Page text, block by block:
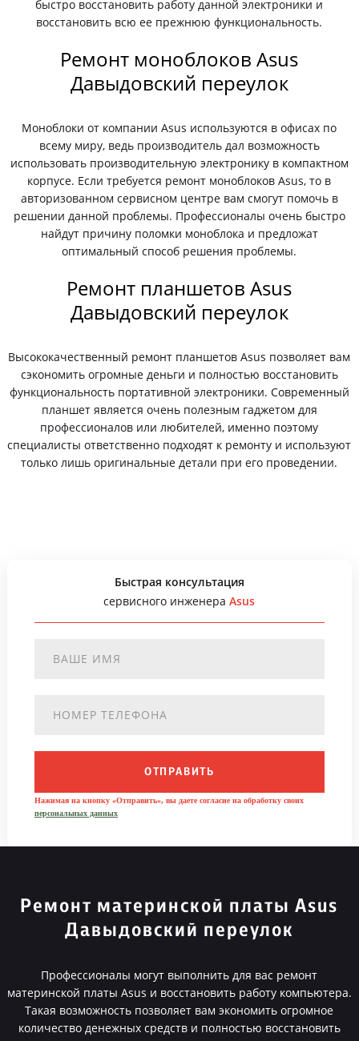
быстро восстановить работу данной электроники и
восстановить всю ее прежнюю функциональность.
Ремонт моноблоков Asus
Давыдовский переулок
Моноблоки от компании Asus используются в офисах по
всему миру, ведь производитель дал возможность
использовать производительную электронику в компактном
корпусе. Если требуется ремонт моноблоков Asus, то в
авторизованном сервисном центре вам смогут помочь в
решении данной проблемы. Профессионалы очень быстро
найдут причину поломки моноблока и предложат
оптимальный способ решения проблемы.
Ремонт планшетов Asus
Давыдовский переулок
Высококачественный ремонт планшетов Asus позволяет вам
сэкономить огромные деньги и полностью восстановить
функциональность портативной электроники. Современный
планшет является очень полезным гаджетом для
профессионалов или любителей, именно поэтому
специалисты ответственно подходят к ремонту и используют
только лишь оригинальные детали при его проведении.
Быстрая консультация
сервисного инженераAsus
ОТПРАВИТЬ
Нажимая на кнопку «Отправить», вы даете согласие на обработку своих
персональных данных
Ремонт материнской платы Asus
Давыдовский переулок
Профессионалы могут выполнить для вас ремонт
материнской платы Asus и восстановить работу компьютера.
Такая возможность позволяет вам экономить огромное
количество денежных средств и полностью восстановить